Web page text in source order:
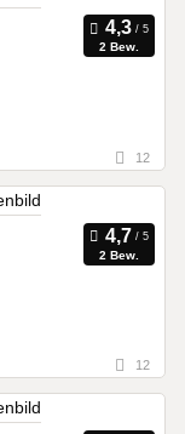
2 Bew.
12
2 Bew.
12